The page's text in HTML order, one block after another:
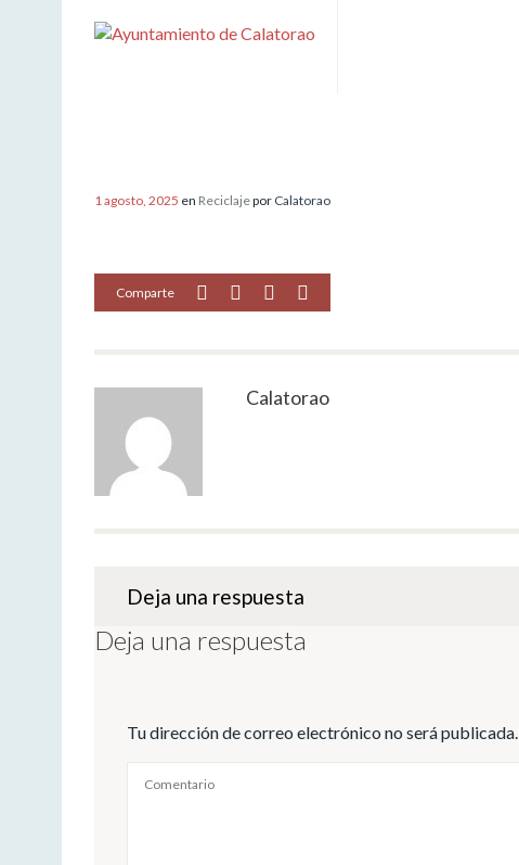
1 agosto, 2025 en Reciclajepor Calatorao
Comparte
Calatorao
Deja una respuesta
Deja una respuesta
Tu dirección de correo electrónico no será publicada.